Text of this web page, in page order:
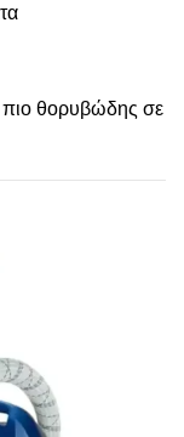
θορυβώδης σε